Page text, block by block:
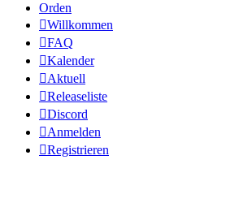
Orden
Willkommen
FAQ
Kalender
Aktuell
Releaseliste
Discord
Anmelden
Registrieren